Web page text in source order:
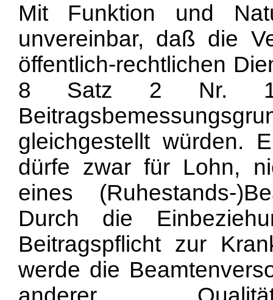
Mit Funktion und
unvereinbar, daß die
öffentlich-rechtlichen
8 Satz 2 Nr. 1
gleichgestellt würden.
dürfe zwar für Lohn,
eines (Ruhestands-
Durch die
Beitragspflicht zur
werde die